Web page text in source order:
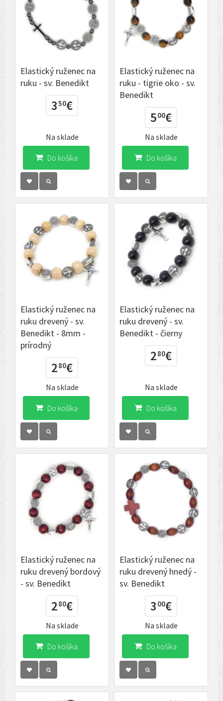
Elastický ruženec na
ruku - sv. Benedikt
350€
Do košíka
Na sklade
Elastický ruženec na
ruku - tigrie oko - sv.
Benedikt
500€
Do košíka
Na sklade
Elastický ruženec na
ruku drevený - sv.
Benedikt - 8mm -
prírodný
280€
Do košíka
Na sklade
Elastický ruženec na
ruku drevený - sv.
Benedikt - čierny
280€
Do košíka
Na sklade
Elastický ruženec na
ruku drevený bordový
- sv. Benedikt
280€
Do košíka
Na sklade
Elastický ruženec na
ruku drevený hnedý -
sv. Benedikt
3 00€
Do košíka
Na sklade